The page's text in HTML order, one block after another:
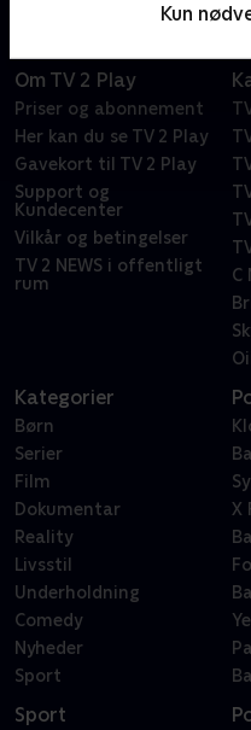
Kun
Om TV 2 Play
Priser og abonnement
Her kan du se TV 2 Play
Gavekort til TV 2 Play
Support og
Kundecenter
Vilkår og betingelser
TV 2 NEWS i offentligt
rum
C
Kategorier
Børn
Serier
Film
Dokumentar
Reality
Livsstil
Underholdning
Comedy
Nyheder
Sport
X
Sport